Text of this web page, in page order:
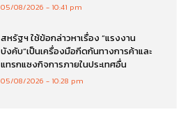
05/08/2026 10:41 pm
สหรัฐฯ ใช้ข้อกล่าวหาเรื่อง “แรงงาน
บังคับ”เป็นเครื่องมือกีดกันทางการค้าและ
แทรกแซงกิจการภายในประเทศอื่น
05/08/2026 10:28 pm